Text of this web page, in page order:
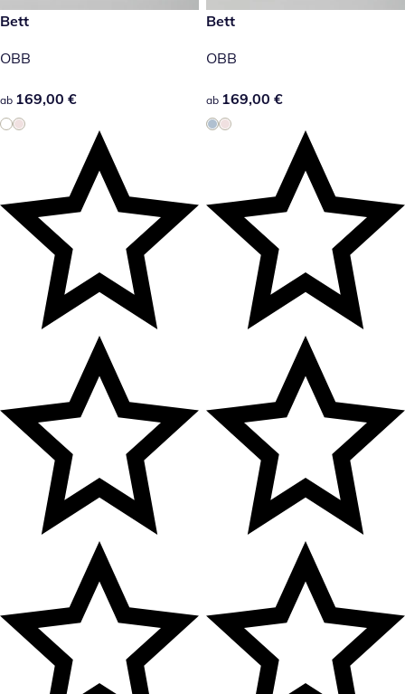
169,00 €
Bett
OBB
169,00 €
ab 169,00 €
169,00 €
Bett
OBB
169,00 €
ab 169,00 €